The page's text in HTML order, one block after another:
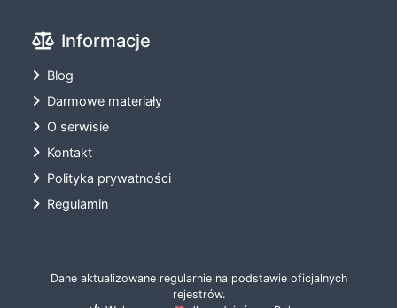
Informacje
Blog
Darmowe materiały
O serwisie
Kontakt
Polityka prywatności
Regulamin
Dane aktualizowane regularnie na podstawie oficjalnych
rejestrów.